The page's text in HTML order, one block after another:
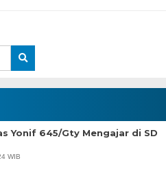
Yonif 645/Gty Mengajar di SD
WIB